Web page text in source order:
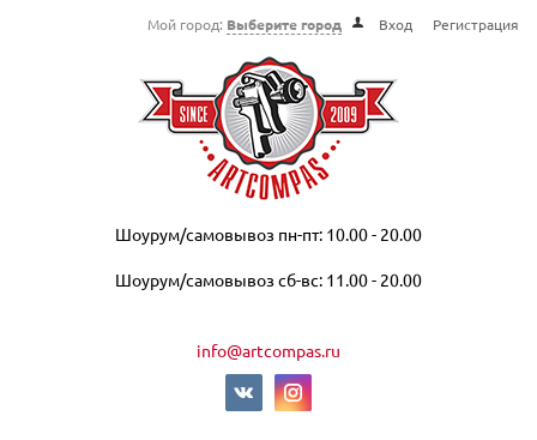
Мой город: Выберите город Вход Регистрация
Шоурум/самовывоз пн-пт: 10.00 - 20.00
Шоурум/самовывоз сб-вс: 11.00 - 20.00
info@artcompas.ru